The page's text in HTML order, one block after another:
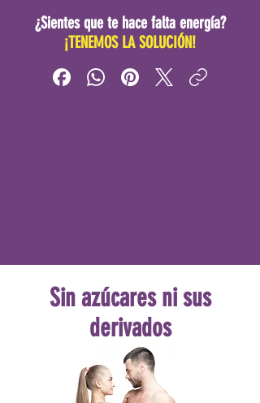
¿Sientes que te hace falta energía?
¡TENEMOS LA SOLUCIÓN!
Sin azúcares ni sus
derivados